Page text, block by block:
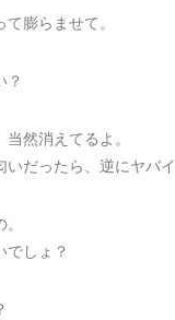
膨らませて。
？
然消えてるよ。
だったら、逆にヤバ
でしょ？